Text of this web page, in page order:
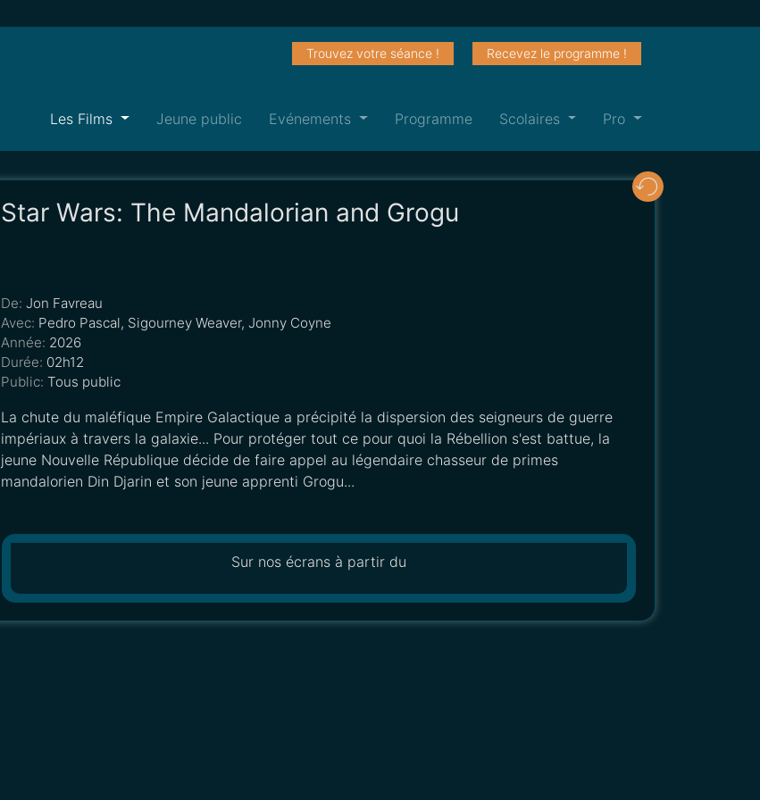
Trouvez votre séance ! Recevez le programme !
Les Films Jeune public Evénements Programme Scolaires Pro
Star Wars: The Mandalorian and Grogu
De: Jon Favreau
Avec: Pedro Pascal, Sigourney Weaver, Jonny Coyne
Année: 2026
Durée: 02h12
Public: Tous public
La chute du maléfique Empire Galactique a précipité la dispersion des seigneurs de guerre
impériaux à travers la galaxie... Pour protéger tout ce pour quoi la Rébellion s'est battue, la
jeune Nouvelle République décide de faire appel au légendaire chasseur de primes
mandalorien Din Djarin et son jeune apprenti Grogu...
Sur nos écrans à partir du